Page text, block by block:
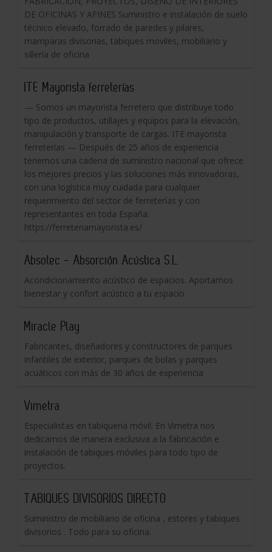
DE OFICINAS Y AFINES Suministro e instalación de suelo
técnico elevado, forrado de paredes y pilares,
mamparas divisorias, tabiques moviles, mobiliario y
sillería de oficina
ITE Mayorista ferreterías
— Somos un mayorista ferretero que distribuye todo
tipo de productos, utillajes y equipos para la elevación,
manipulación y transporte de cargas. ITE mayorista
ferreterías — Después de 25 años de experiencia
tenemos una cadena de suministro nacional que ofrece
los mejores precios y las soluciones más innovadoras,
con una logística muy cuidada para cualquier
requerimiento del sector de ferreterías y con
representantes en toda España.
https://ferreteriamayorista.es/
Absotec - Absorción Acústica S.L.
Acondicionamiento acústico de espacios. Aportamos
bienestar y confort acústico a tu espacio
Miracle Play
Fabricantes, diseñadores y constructores de parques
infantiles de exterior, parques de bolas y parques
acuáticos con más de 30 años de experiencia
Vimetra
Especialistas en tabiqueria móvil. En Vimetra nos
dedicamos de manera exclusiva a la fabricación e
instalación de tabiques móviles para todo tipo de
proyectos.
TABIQUES DIVISORIOS DIRECTO
Suministro de mobiliario de oficina , estores y tabiques
divisorios . Todo para su oficina.